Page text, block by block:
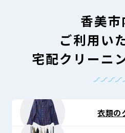
Lenet〈リ
香美市
ご利用い
宅配クリーニ
衣類の